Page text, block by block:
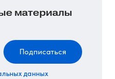
материалы
Подписаться
данных